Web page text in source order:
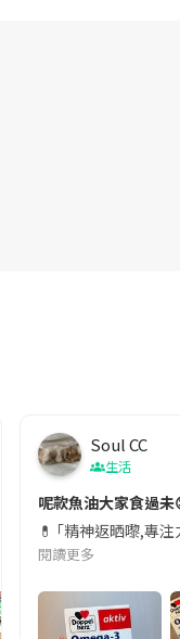
客日前在機場安檢
都要飲碗冬瓜湯消暑
Soul CC
生活
呢款魚油大家食過未
💊 ｢精神返晒嚟,專
閱讀更多